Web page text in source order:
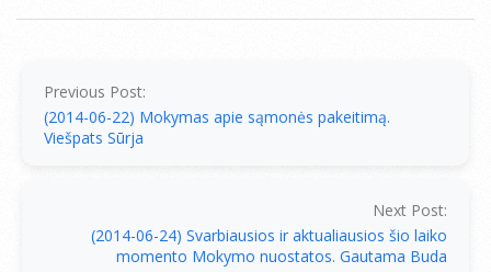
Previous Post:
(2014-06-22) Mokymas apie sąmonės pakeitimą.
Viešpats Sūrja
Next Post:
(2014-06-24) Svarbiausios ir aktualiausios šio laiko
momento Mokymo nuostatos. Gautama Buda